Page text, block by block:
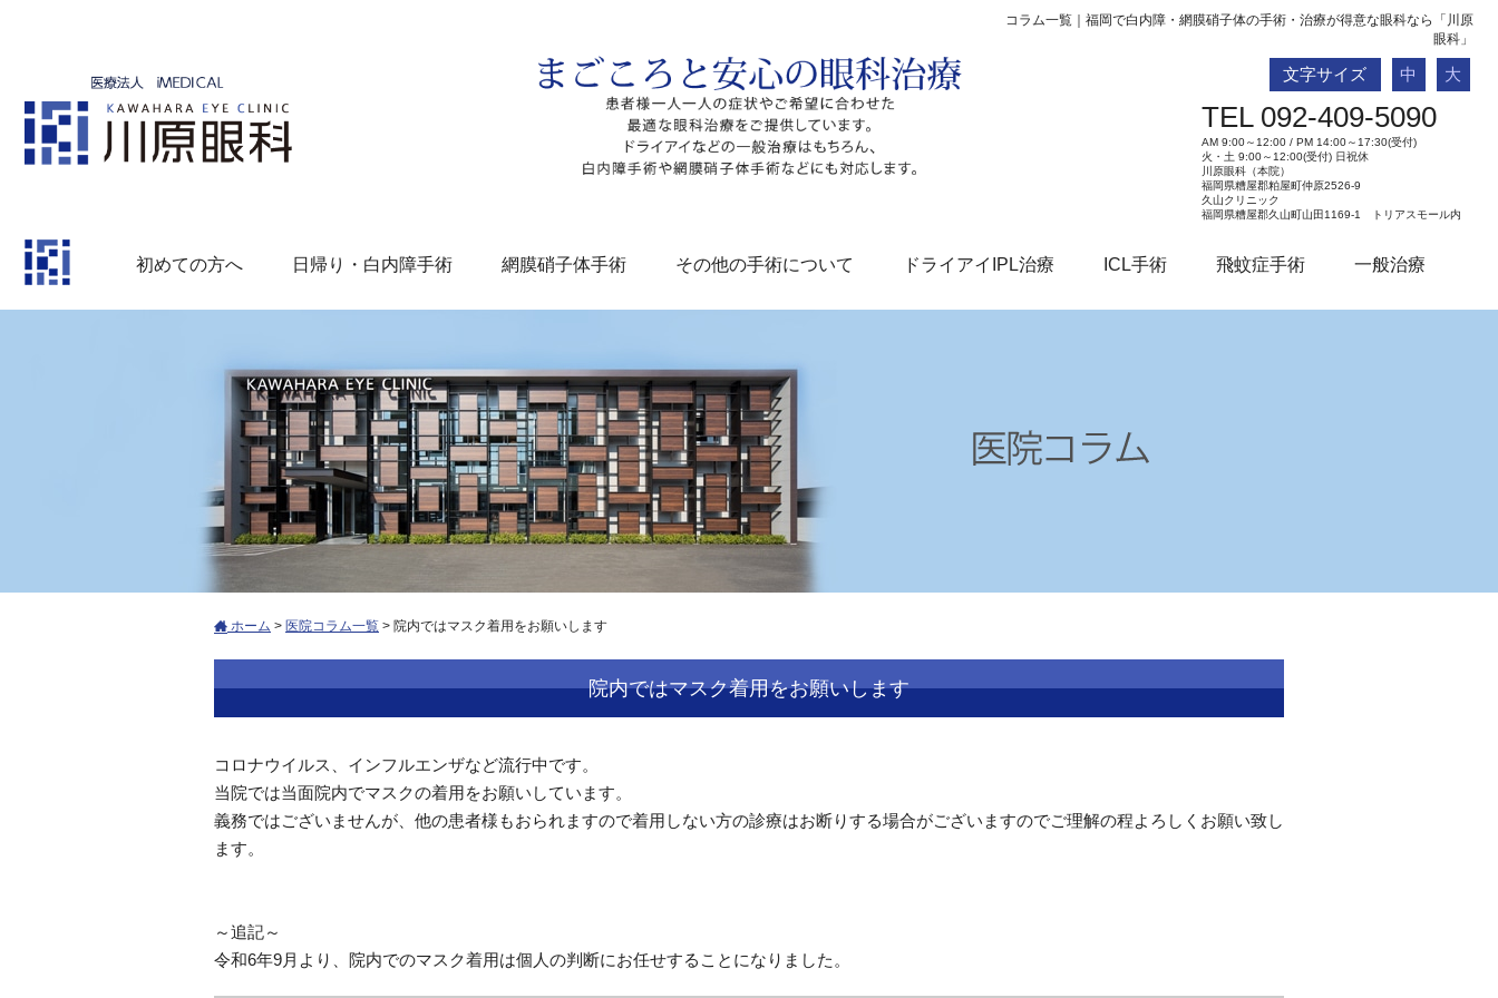
コラム一覧｜福岡で白内障・網膜硝子体の手術・治療が得意な眼科なら「川原
眼科」
文字サイズ 中 大
TEL 092-409-5090
AM 9:00～12:00 / PM 14:00～17:30(受付)
火・土 9:00～12:00(受付) 日祝休
川原眼科（本院）
福岡県糟屋郡粕屋町仲原2526-9
久山クリニック
福岡県糟屋郡久山町山田1169-1 トリアスモール内
初めての方へ 日帰り・白内障手術 網膜硝子体手術 その他の手術について ドライアイIPL治療 ICL手術 飛蚊症手術 一般治療
ホーム > 医院コラム一覧 > 院内ではマスク着用をお願いします
院内ではマスク着用をお願いします
コロナウイルス、インフルエンザなど流行中です。
当院では当面院内でマスクの着用をお願いしています。
義務ではございませんが、他の患者様もおられますので着用しない方の診療はお断りする場合がございますのでご理解の程よろしくお願い致し
ます。
～追記～
令和6年9月より、院内でのマスク着用は個人の判断にお任せすることになりました。